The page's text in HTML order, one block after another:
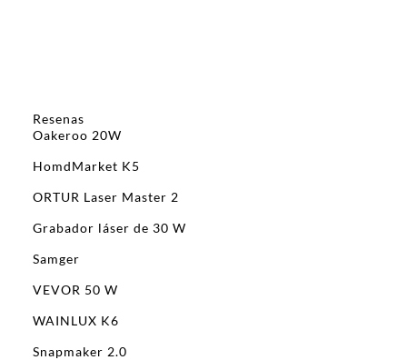
Resenas
Oakeroo 20W
HomdMarket K5
ORTUR Laser Master 2
Grabador láser de 30 W
Samger
VEVOR 50 W
WAINLUX K6
Snapmaker 2.0